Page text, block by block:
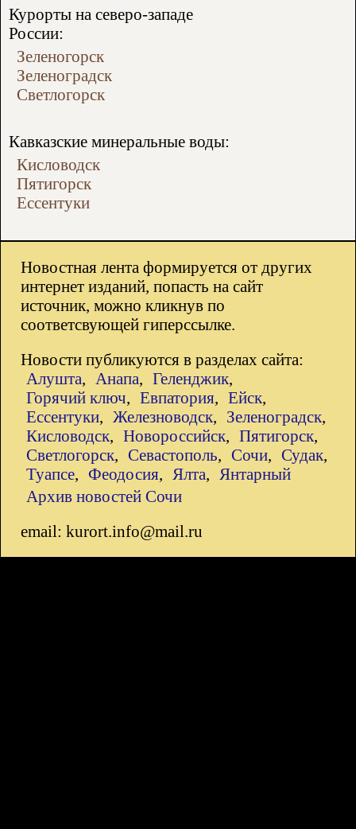
Курорты на северо-западе
России:
Зеленогорск
Зеленоградск
Светлогорск
Кавказские минеральные воды:
Кисловодск
Пятигорск
Ессентуки
Новостная лента формируется от других
интернет изданий, попасть на сайт
источник, можно кликнув по
соответсвующей гиперссылке.
Новости публикуются в разделах сайта:
Алушта, Анапа, Геленджик,
Горячий ключ, Евпатория, Ейск,
Ессентуки, Железноводск, Зеленоградск,
Кисловодск, Новороссийск, Пятигорск,
Светлогорск, Севастополь, Сочи, Судак,
Туапсе, Феодосия, Ялта,
Янтарный
Архив новостей Сочи
email: kurort.info@mail.ru